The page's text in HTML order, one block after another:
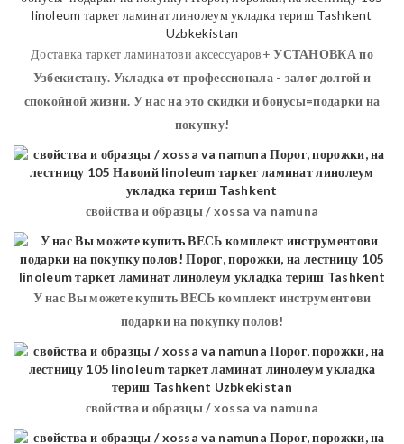
Доставка таркет ламинатови аксессуаров+УСТАНОВКАпо
Узбекистану. Укладка от профессионала - залог долгой и
спокойной жизни. У нас на это скидки и бонусы=подарки на
покупку!
свойства и образцы / xossa va namuna
У нас Вы можете купить ВЕСЬ комплект инструментови
подарки на покупку полов!
свойства и образцы / xossa va namuna